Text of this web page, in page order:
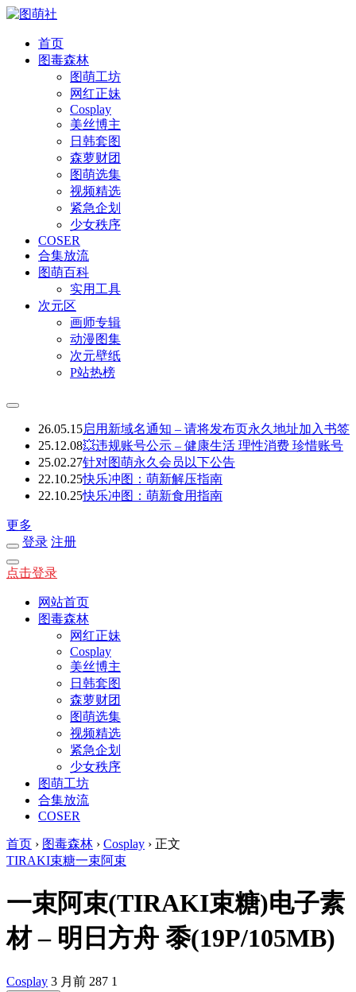
首页
图毒森林
图萌工坊
网红正妹
Cosplay
美丝博主
日韩套图
森萝财团
图萌选集
视频精选
紧急企划
少女秩序
COSER
合集放流
图萌百科
实用工具
次元区
画师专辑
动漫图集
次元壁纸
P站热榜
26.05.15启用新域名通知 – 请将发布页永久地址加入书签
25.12.08💥违规账号公示 – 健康生活 理性消费 珍惜账号
25.02.27针对图萌永久会员以下公告
22.10.25快乐冲图：萌新解压指南
22.10.25快乐冲图：萌新食用指南
更多
登录 注册
点击登录
网站首页
图毒森林
网红正妹
Cosplay
美丝博主
日韩套图
森萝财团
图萌选集
视频精选
紧急企划
少女秩序
图萌工坊
合集放流
COSER
首页 › 图毒森林 › Cosplay › 正文
TIRAKI束糖一束阿束
一束阿束(TIRAKI束糖)电子素
材 – 明日方舟 黍(19P/105MB)
Cosplay 3 月前 287 1